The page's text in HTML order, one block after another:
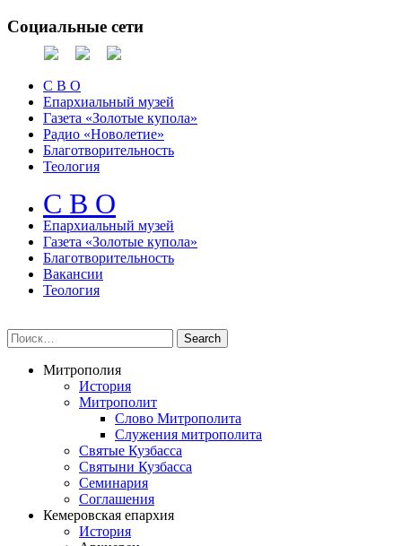
Социальные сети
С В О
Епархиальный музей
Газета «Золотые купола»
Радио «Новолетие»
Благотворительность
Теология
С В О
Епархиальный музeй
Газета «Золотые купола»
Благотворительность
Вакансии
Теология
Митрополия
История
Митрополит
Слово Митрополита
Служения митрополита
Святые Кузбасса
Святыни Кузбасса
Семинария
Соглашения
Кемеровская епархия
История